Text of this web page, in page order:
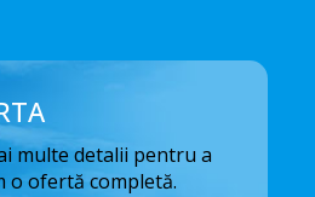
multe detalii pentru a
o ofertă completă.